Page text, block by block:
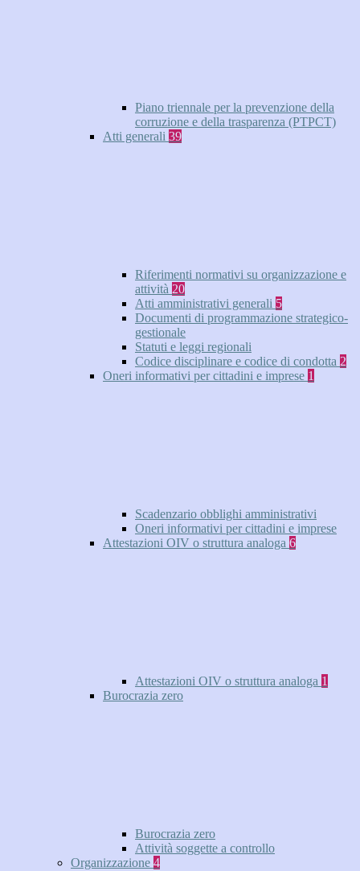
Piano triennale per la prevenzione della
corruzione e della trasparenza (PTPCT)
Atti generali 39
Riferimenti normativi su organizzazione e
attività 20
Atti amministrativi generali 5
Documenti di programmazione strategico-
gestionale
Statuti e leggi regionali
Codice disciplinare e codice di condotta 2
Oneri informativi per cittadini e imprese 1
Scadenzario obblighi amministrativi
Oneri informativi per cittadini e imprese
Attestazioni OIV o struttura analoga 6
Attestazioni OIV o struttura analoga 1
Burocrazia zero
Burocrazia zero
Attività soggette a controllo
Organizzazione 4